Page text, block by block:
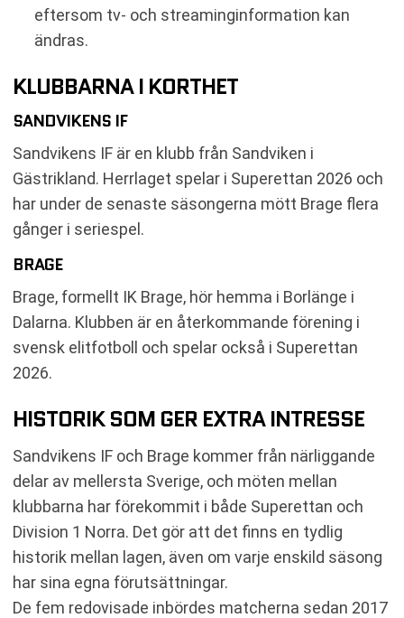
eftersom tv- och streaminginformation kan
ändras.
KLUBBARNA I KORTHET
SANDVIKENS IF
Sandvikens IF är en klubb från Sandviken i
Gästrikland. Herrlaget spelar i Superettan 2026 och
har under de senaste säsongerna mött Brage flera
gånger i seriespel.
BRAGE
Brage, formellt IK Brage, hör hemma i Borlänge i
Dalarna. Klubben är en återkommande förening i
svensk elitfotboll och spelar också i Superettan
2026.
HISTORIK SOM GER EXTRA INTRESSE
Sandvikens IF och Brage kommer från närliggande
delar av mellersta Sverige, och möten mellan
klubbarna har förekommit i både Superettan och
Division 1 Norra. Det gör att det finns en tydlig
historik mellan lagen, även om varje enskild säsong
har sina egna förutsättningar.
De fem redovisade inbördes matcherna sedan 2017